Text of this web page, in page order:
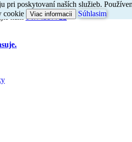
nám 047/4397722
pri poskytovaní naších služieb.
cookie
Viac informacii Súhlasim